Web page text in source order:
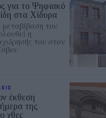
για το Ψηφιακό
στα Χίδυρα
του
η
του στον
έκθεση
της
χθες